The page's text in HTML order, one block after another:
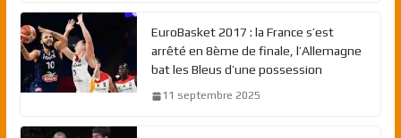
EuroBasket 2017 : la France s’est
arrêté en 8ème de finale, l’Allemagne
bat les Bleus d’une possession
11 septembre 2025